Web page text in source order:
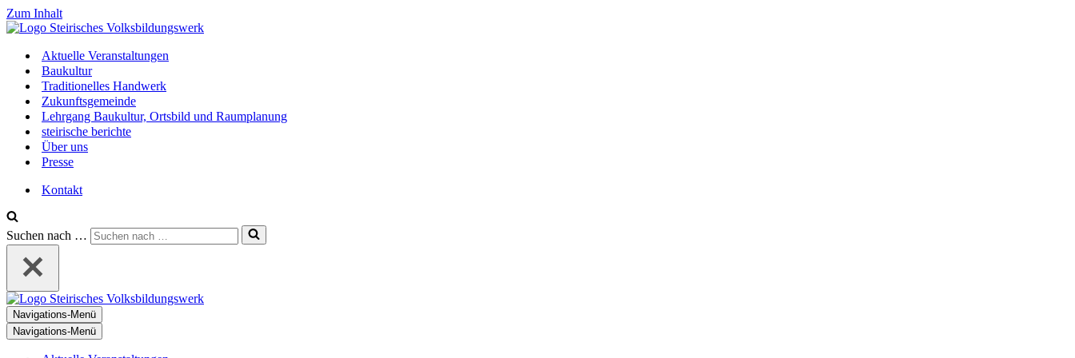
Zum Inhalt
Aktuelle Veranstaltungen
Baukultur
Traditionelles Handwerk
Zukunftsgemeinde
Lehrgang Baukultur, Ortsbild und Raumplanung
steirische berichte
Über uns
Presse
Kontakt
Suchen nach …
Navigations-Menü
Navigations-Menü